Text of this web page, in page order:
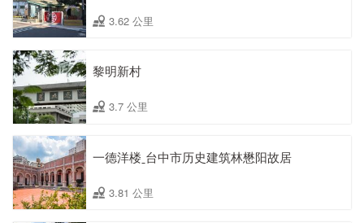
3.62 公里
黎明新村
3.7 公里
一德洋楼ˍ台中市历史建筑林懋阳故居
3.81 公里